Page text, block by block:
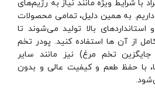
با شرایط ویژه مانند نیاز به رژیم‌های
به همین دلیل، تمامی محصولات
بالا تولید می‌شوند تا
از آن ها استفاده کنید. پودر تخم
تخم مرغ) نیز مانند سایر
با حفظ طعم و کیفیت عالی و بدون